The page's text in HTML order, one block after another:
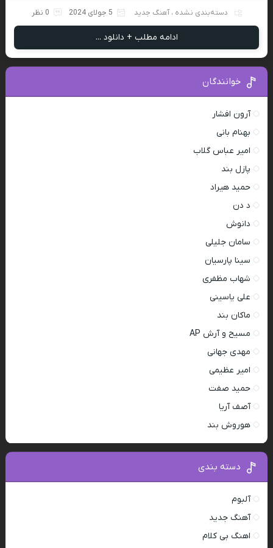
دسته‌بندی نشده ، آهنگ جدید 5 جولای 2024 0 نظر
ادامه مطلب + دانلود ...
خوانندگان
آرون افشار
بهنام بانی
امیر عباس گلاب
پازل بند
حمید هیراد
د دن
دانوش
سامان جلیلی
سینا پارسیان
شهاب مظفری
علی یاسینی
ماکان بند
مسیح و آرش AP
مهدی جهانی
امیر عظیمی
حمید صفت
آصف آریا
هوروش بند
دسته بندی
آلبوم
آهنگ جدید
اهنگ بی کلام